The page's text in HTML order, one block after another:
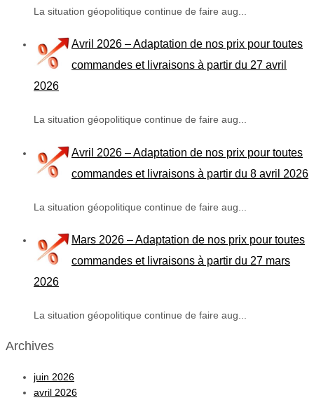
La situation géopolitique continue de faire aug...
Avril 2026 – Adaptation de nos prix pour toutes
commandes et livraisons à partir du 27 avril
2026
La situation géopolitique continue de faire aug...
Avril 2026 – Adaptation de nos prix pour toutes
commandes et livraisons à partir du 8 avril 2026
La situation géopolitique continue de faire aug...
Mars 2026 – Adaptation de nos prix pour toutes
commandes et livraisons à partir du 27 mars
2026
La situation géopolitique continue de faire aug...
Archives
juin 2026
avril 2026